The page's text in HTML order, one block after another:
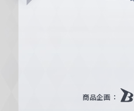
W
商品企画：